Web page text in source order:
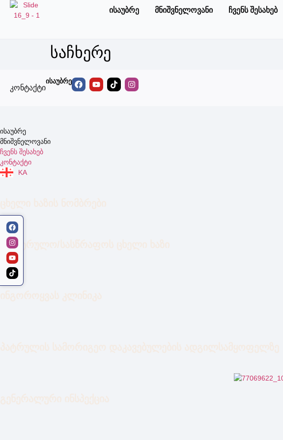
ისაუბრე მნიშვნელოვანი ჩვენს შესახებ
საჩხერე
კონტაქტი
ისაუბრე
ისაუბრე
მნიშვნელოვანი
ჩვენს შესახებ
კონტაქტი
KA
საპატრულო/სასწრაფოს ცხელი ხაზი